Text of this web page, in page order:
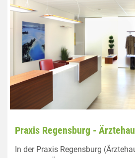
Praxis Regensburg -
In der Praxis Regensburg